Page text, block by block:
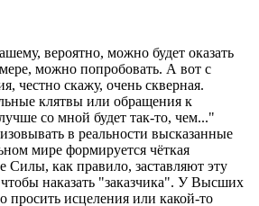
вероятно, можно будет оказать
можно попробовать. А вот с
честно скажу, очень скверная.
клятвы или обращения к
со мной будет так-то, чем..."
в реальности высказанные
мире формируется чёткая
как правило, заставляют эту
наказать "заказчика". У Высших
просить исцеления или какой-то